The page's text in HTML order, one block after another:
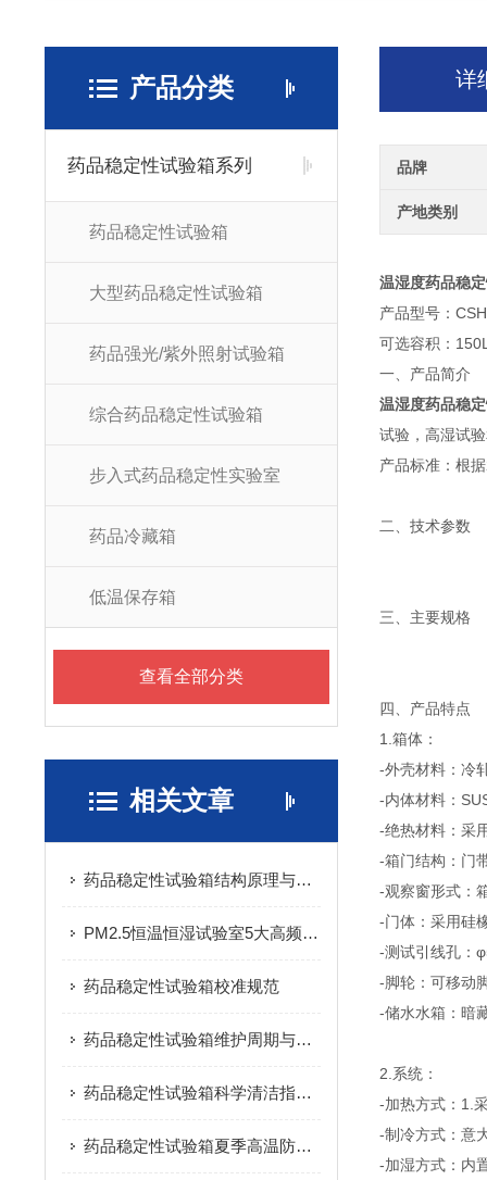
产品分类
药品稳定性试验箱系列
药品稳定性试验箱
大型药品稳定性试验箱
药品强光/紫外照射试验箱
综合药品稳定性试验箱
步入式药品稳定性实验室
药品冷藏箱
低温保存箱
查看全部分类
相关文章
药品稳定性试验箱结构原理与基本介绍
PM2.5恒温恒湿试验室5大高频故障快速排查
药品稳定性试验箱校准规范
药品稳定性试验箱维护周期与标准：科学延长设备寿命的实践指南
药品稳定性试验箱科学清洁指南：守护药品试验数据的洁净基石
药品稳定性试验箱夏季高温防护全攻略：科学运维守护关键数据
详
品牌
产地类别
温湿度药品稳
产品型号：
可选容积：
一、产品简介
温湿度药品稳
试验，高湿试
产品标准：根
二、技术参数
三、主要规格
四、产品特点
1.箱体：
-外壳材料：冷
-内体材料：
-绝热材料：采
-箱门结构：门
-观察窗形式：
-门体：采用硅
-测试引线孔：
-脚轮：可移动
-储水水箱：暗
2.系统：
-加热方式：1.
-制冷方式：意
-加湿方式：内